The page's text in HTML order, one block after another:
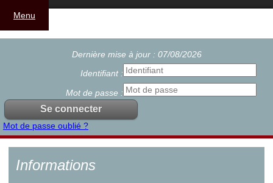
Dernière mise à jour : 07/08/2026
Identifiant :
Mot de passe :
Mot de passe oublié ?
Menu
Informations